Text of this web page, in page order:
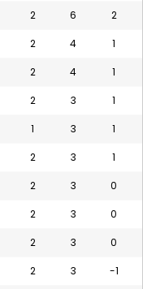
2 6 2
2 4 1
2 4 1
2 3 1
1 3 1
2 3 1
2 3 0
2 3 0
2 3 0
2 3 -1